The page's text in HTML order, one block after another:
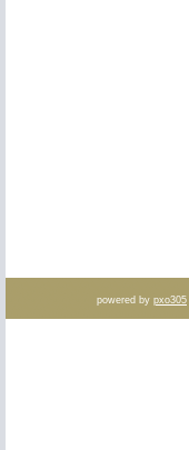
powered by pxo305